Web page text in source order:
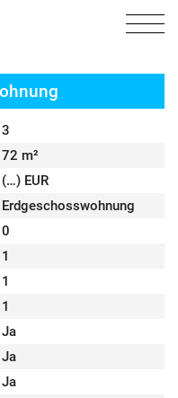
3
72 m²
(…) EUR
Erdgeschosswohnung
0
1
1
1
Ja
Ja
Ja